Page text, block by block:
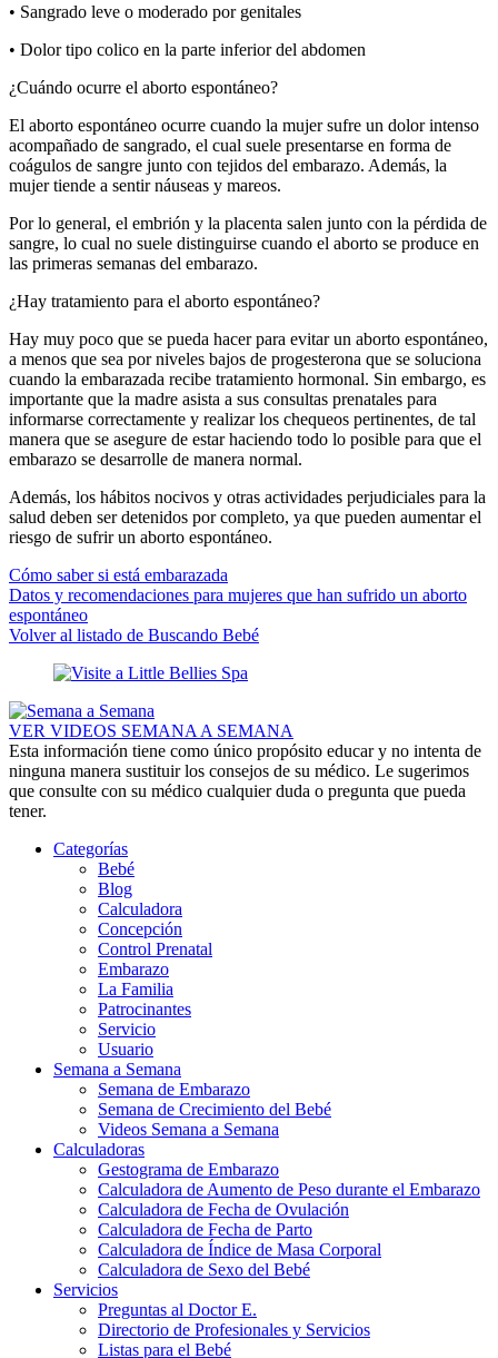
• Sangrado leve o moderado por genitales
• Dolor tipo colico en la parte inferior del abdomen
¿Cuándo ocurre el aborto espontáneo?
El aborto espontáneo ocurre cuando la mujer sufre un dolor intenso
acompañado de sangrado, el cual suele presentarse en forma de
coágulos de sangre junto con tejidos del embarazo. Además, la
mujer tiende a sentir náuseas y mareos.
Por lo general, el embrión y la placenta salen junto con la pérdida de
sangre, lo cual no suele distinguirse cuando el aborto se produce en
las primeras semanas del embarazo.
¿Hay tratamiento para el aborto espontáneo?
Hay muy poco que se pueda hacer para evitar un aborto espontáneo,
a menos que sea por niveles bajos de progesterona que se soluciona
cuando la embarazada recibe tratamiento hormonal. Sin embargo, es
importante que la madre asista a sus consultas prenatales para
informarse correctamente y realizar los chequeos pertinentes, de tal
manera que se asegure de estar haciendo todo lo posible para que el
embarazo se desarrolle de manera normal.
Además, los hábitos nocivos y otras actividades perjudiciales para la
salud deben ser detenidos por completo, ya que pueden aumentar el
riesgo de sufrir un aborto espontáneo.
Cómo saber si está embarazada
Datos y recomendaciones para mujeres que han sufrido un aborto
espontáneo
Volver al listado de Buscando Bebé
VER VIDEOS SEMANA A SEMANA
Esta información tiene como único propósito educar y no intenta de
ninguna manera sustituir los consejos de su médico. Le sugerimos
que consulte con su médico cualquier duda o pregunta que pueda
tener.
Categorías
Bebé
Blog
Calculadora
Concepción
Control Prenatal
Embarazo
La Familia
Patrocinantes
Servicio
Usuario
Semana a Semana
Semana de Embarazo
Semana de Crecimiento del Bebé
Videos Semana a Semana
Calculadoras
Gestograma de Embarazo
Calculadora de Aumento de Peso durante el Embarazo
Calculadora de Fecha de Ovulación
Calculadora de Fecha de Parto
Calculadora de Índice de Masa Corporal
Calculadora de Sexo del Bebé
Servicios
Preguntas al Doctor E.
Directorio de Profesionales y Servicios
Listas para el Bebé